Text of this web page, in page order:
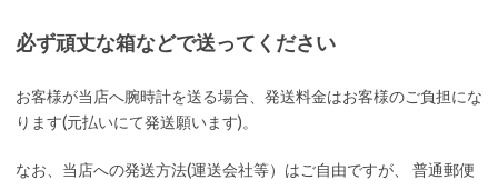
必ず頑丈な箱などで送ってください
お客様が当店へ腕時計を送る場合、発送料金はお客様のご負担にな
ります(元払いにて発送願います)。
なお、当店への発送方法(運送会社等）はご自由ですが、 普通郵便